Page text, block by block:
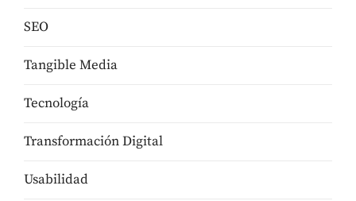
SEO
Tangible Media
Tecnologí­a
Transformación Digital
Usabilidad